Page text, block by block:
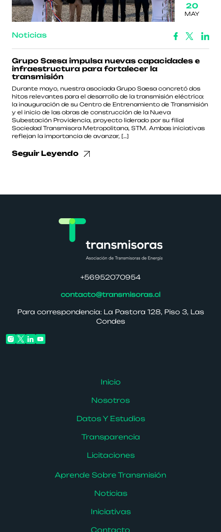
20
MAY
Noticias
Grupo Saesa impulsa nuevas capacidades e
infraestructura para fortalecer la
transmisión
Durante mayo, nuestra asociada Grupo Saesa concretó dos
hitos relevantes para el desarrollo de la transmisión eléctrica:
la inauguración de su Centro de Entrenamiento de Transmisión
y el inicio de las obras de construcción de la Nueva
Subestación Providencia, proyecto liderado por su filial
Sociedad Transmisora Metropolitana, STM. Ambas iniciativas
reflejan la importancia de avanzar, […]
Seguir Leyendo
+56952070954
contacto@transmisoras.cl
Para correspondencia: La Pastora 128, Piso 3, Las
Condes
Inicio
Nosotros
Datos Y Estudios
Transparencia
Licitaciones
Aprende Sobre Transmisión
Noticias
Iniciativas
Contacto